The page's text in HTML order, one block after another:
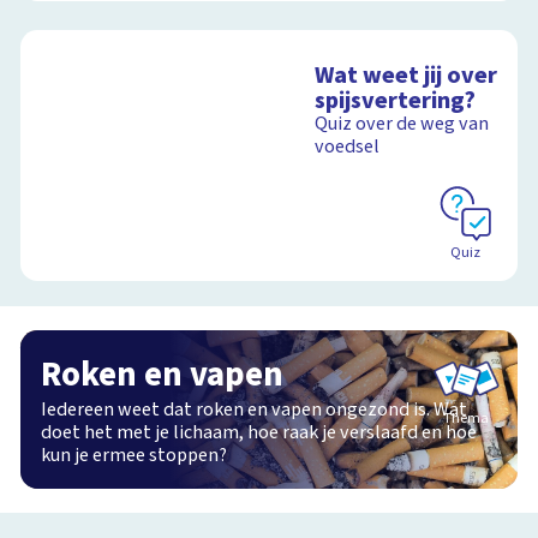
Wat weet jij over
spijsvertering?
Quiz over de weg van
voedsel
Quiz
Roken en vapen
Iedereen weet dat roken en vapen ongezond is. Wat
doet het met je lichaam, hoe raak je verslaafd en hoe
kun je ermee stoppen?
Thema